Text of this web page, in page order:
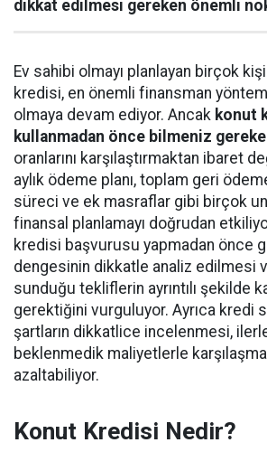
dikkat edilmesi gereken önemli
Ev sahibi olmayı planlayan birçok
kredisi, en önemli finansman
olmaya devam ediyor. Ancak konut
kullanmadan önce bilmeniz
oranlarını karşılaştırmaktan ibaret
aylık ödeme planı, toplam geri
süreci ve ek masraflar gibi birçok
finansal planlamayı doğrudan
kredisi başvurusu yapmadan önce
dengesinin dikkatle analiz edilmesi
sunduğu tekliflerin ayrıntılı şekilde
gerektiğini vurguluyor. Ayrıca kredi
şartların dikkatlice incelenmesi,
beklenmedik maliyetlerle
azaltabiliyor.
Konut Kredisi Nedir?